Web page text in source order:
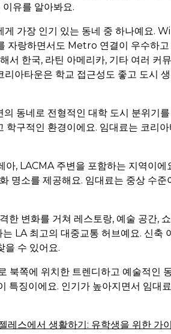
유를 알아봐요.
게 가장 인기 있는 동네 중 하나예요.
자랑하면서도 Metro 연결이 우수하고
서 한국, 라틴 아메리카, 기타 여러 커
아타운은 학교 접근성도 좋고 도시
의 동네로 전형적인 대학 도시 분위기
학구적인 환경이에요. 임대료는 코리
아, LACMA 주변을 포함하는 지역이
명소를 제공해요. 임대료는 중상 수
한 변화를 거쳐 레스토랑, 예술 공간,
LA 최고의 대중교통 허브예요. 신축
을 수 있어요.
북쪽에 위치한 트렌디하고 예술적인
특징이에요. 인기가 높아지면서 임대
레스에서 생활하기: 유학생을 위한 가